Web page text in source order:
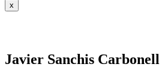
x
Javier Sanchis Carbonell